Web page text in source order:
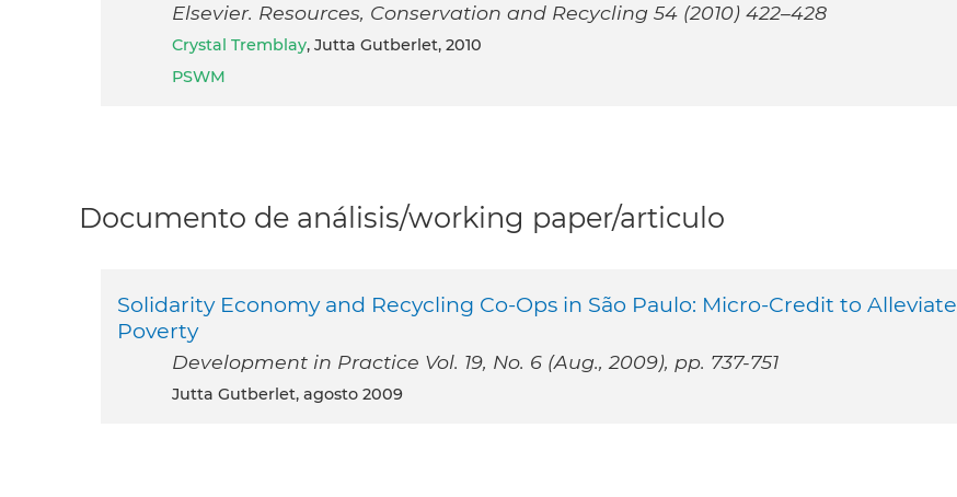
Elsevier. Resources, Conservation and Recycling 54 (2010) 422–428
Crystal Tremblay, Jutta Gutberlet, 2010
PSWM
Documento de análisis/working paper/articulo
Solidarity Economy and Recycling Co-Ops in São Paulo: Micro-Credit to Alleviate
Poverty
Development in Practice Vol. 19, No. 6 (Aug., 2009), pp. 737-751
Jutta Gutberlet, agosto 2009